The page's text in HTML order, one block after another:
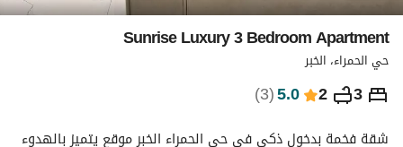
Sunrise Luxury 3 Bedroom Apartment
حي الحمراء، الخبر
3
2
5.0
(
3
) ⃁
731ليلة
التفاصيل الاماكن القريبة معلومات وزارة السياحة